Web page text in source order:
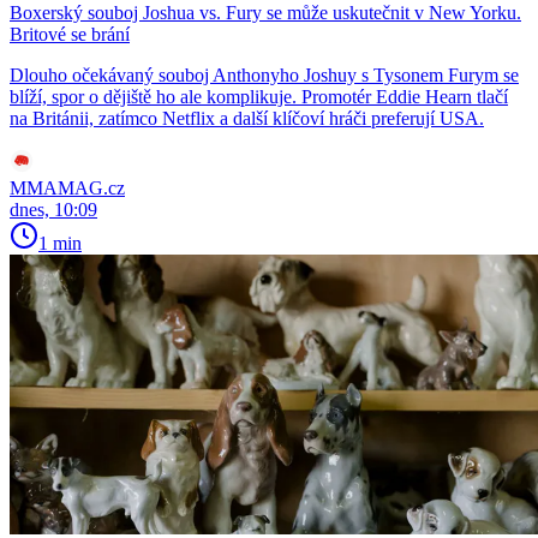
Boxerský souboj Joshua vs. Fury se může uskutečnit v New Yorku.
Britové se brání
Dlouho očekávaný souboj Anthonyho Joshuy s Tysonem Furym se
blíží, spor o dějiště ho ale komplikuje. Promotér Eddie Hearn tlačí
na Británii, zatímco Netflix a další klíčoví hráči preferují USA.
MMAMAG.cz
dnes, 10:09
1 min